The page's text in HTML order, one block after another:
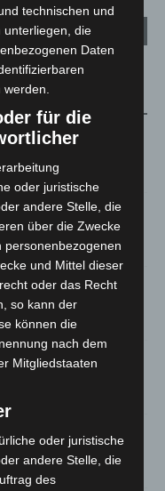
Mehring zeigt ihre
Hannover-West
nach
in Niedersachsen
technischen und
die
Daten
für die
oder juristische
andere Stelle, die
über die Zwecke
personenbezogenen
und Mittel dieser
oder das Recht
so kann der
können die
nach dem
Mitgliedstaaten
oder juristische
andere Stelle, die
des